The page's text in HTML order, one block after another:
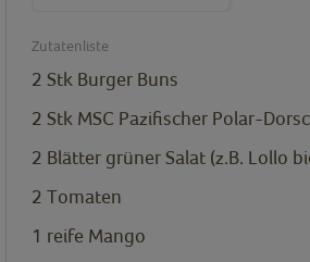
Zutatenliste
2 Stk Burger Buns
2 Stk MSC Pazifischer Polar-
2 Blätter grüner Salat (z.B. Lollo
2 Tomaten
1 reife Mango